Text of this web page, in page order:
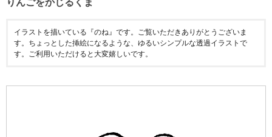
りんごをかじるくま
イラストを描いている『のね』です。ご覧いただきありがとうございま
す。ちょっとした挿絵になるような、ゆるいシンプルな透過イラストで
す。ご利用いただけると大変嬉しいです。